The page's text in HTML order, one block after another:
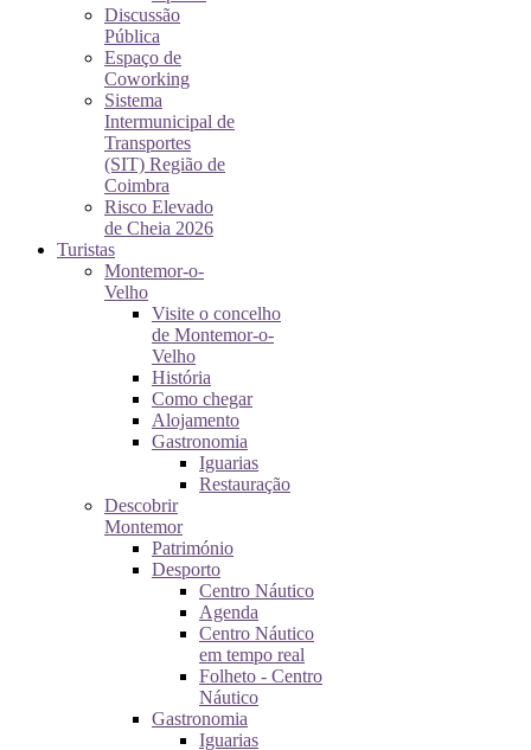
Discussão
Pública
Espaço de
Coworking
Sistema
Intermunicipal de
Transportes
(SIT) Região de
Coimbra
Risco Elevado
de Cheia 2026
Turistas
Montemor-o-
Velho
Visite o concelho
de Montemor-o-
Velho
História
Como chegar
Alojamento
Gastronomia
Iguarias
Restauração
Descobrir
Montemor
Património
Desporto
Centro Náutico
Agenda
Centro Náutico
em tempo real
Folheto - Centro
Náutico
Gastronomia
Iguarias